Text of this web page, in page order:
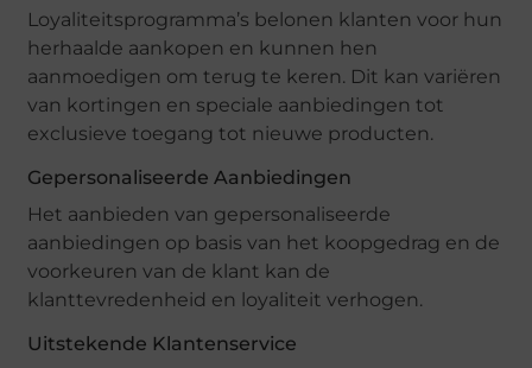
Loyaliteitsprogramma’s belonen klanten voor hun
herhaalde aankopen en kunnen hen
aanmoedigen om terug te keren. Dit kan variëren
van kortingen en speciale aanbiedingen tot
exclusieve toegang tot nieuwe producten.
Gepersonaliseerde Aanbiedingen
Het aanbieden van gepersonaliseerde
aanbiedingen op basis van het koopgedrag en de
voorkeuren van de klant kan de
klanttevredenheid en loyaliteit verhogen.
Uitstekende Klantenservice